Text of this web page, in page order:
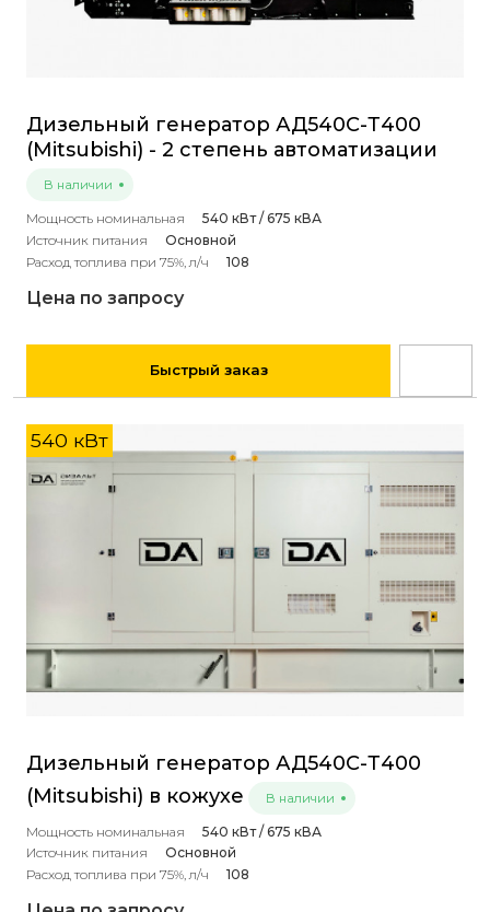
Дизельный генератор АД540С-Т400
(Mitsubishi) - 2 степень автоматизации
В наличии
Мощность номинальная
540 кВт / 675 кВА
Источник питания
Основной
Расход топлива при 75%, л/ч
108
Цена по запросу
Быстрый заказ
540 кВт
Дизельный генератор АД540С-Т400
(Mitsubishi) в кожухе
В наличии
Мощность номинальная
540 кВт / 675 кВА
Источник питания
Основной
Расход топлива при 75%, л/ч
108